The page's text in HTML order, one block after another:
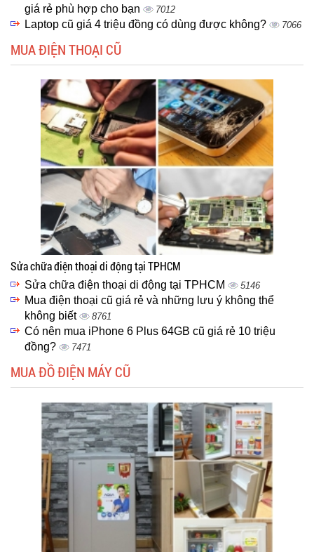
giá rẻ phù hợp cho bạn
7012
Laptop cũ giá 4 triệu đồng có dùng được không? 7066
MUA ĐIỆN THOẠI CŨ
Sửa chữa điện thoại di động tại TPHCM
Sửa chữa điện thoại di động tại TPHCM 5146
Mua điện thoại cũ giá rẻ và những lưu ý không thể
không biết
8761
Có nên mua iPhone 6 Plus 64GB cũ giá rẻ 10 triệu
đồng?
7471
MUA ĐỒ ĐIỆN MÁY CŨ